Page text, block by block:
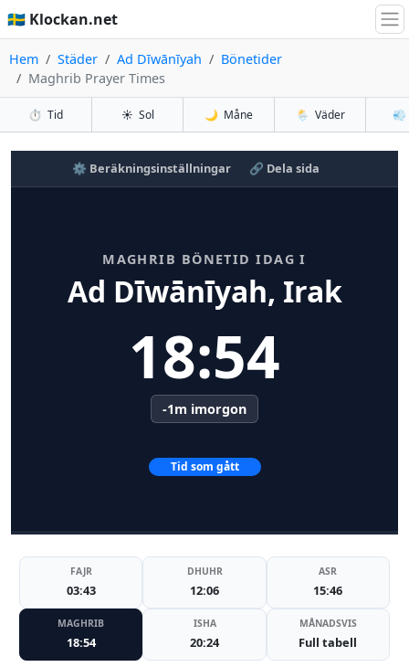
🇸🇪 Klockan.net
Hem Städer Ad Dīwānīyah
Bönetider
Maghrib Prayer Times
⏱️ Tid ☀️ Sol 🌙 Måne 🌦️ Väder 💨
⚙️ Beräkningsinställningar 🔗 Dela sida
MAGHRIB BÖNETID IDAG I
Ad Dīwānīyah, Irak
18:54
-1m imorgon
Tid som gått
FAJR
03:43
DHUHR
12:06
ASR
15:46
MAGHRIB
18:54
ISHA
20:24
MÅNADSVIS
Full tabell